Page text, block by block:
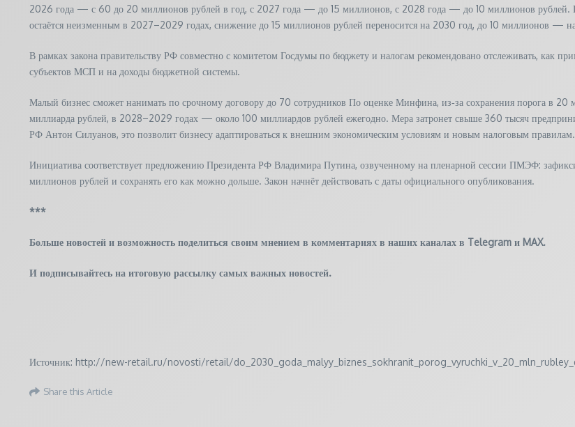
2026 года — с 60 до 20 миллионов рублей в год, с 2027 года — до 15 миллионов, с 2028 года — до 10 миллионов рублей.
остаётся неизменным в 2027–2029 годах, снижение до 15 миллионов рублей переносится на 2030 год, до 10 миллионов —
В рамках закона правительству РФ совместно с комитетом Госдумы по бюджету и налогам рекомендовано отслеживать, как
субъектов МСП и на доходы бюджетной системы.
Малый бизнес сможет нанимать по срочному договору до 70 сотрудников По оценке Минфина, из‑за сохранения порога в
миллиарда рублей, в 2028–2029 годах — около 100 миллиардов рублей ежегодно. Мера затронет свыше 360 тысяч
РФ Антон Силуанов, это позволит бизнесу адаптироваться к внешним экономическим условиям и новым налоговым правилам.
Инициатива соответствует предложению Президента РФ Владимира Путина, озвученному на пленарной сессии ПМЭФ:
миллионов рублей и сохранять его как можно дольше. Закон начнёт действовать с даты официального опубликования.
***
Больше новостей и возможность поделиться своим мнением в комментариях в наших каналах в Telegram и MAX.
И подписывайтесь на итоговую рассылку самых важных новостей.
Источник: http://new-retail.ru/novosti/retail/
Share this Article